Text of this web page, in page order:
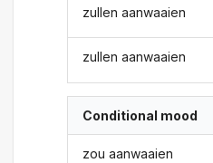
zullen aanwaaien
zullen aanwaaien
Conditional mood
zou aanwaaien